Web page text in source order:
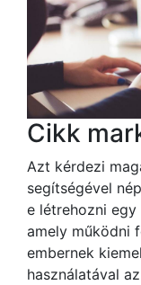
Cikk
Azt kérdezi
segítségével
e létrehozni
amely működni
embernek
használatával